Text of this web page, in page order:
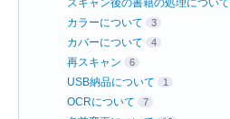
スキャン後の書籍の処理について
カラーについて 3
カバーについて 4
再スキャン 6
USB納品について 1
OCRについて 7